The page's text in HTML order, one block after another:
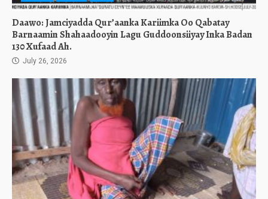
Daawo: Jamciyadda Qur’aanka Kariimka Oo Qabatay
Barnaamin Shahaadooyin Lagu Guddoonsiiyay Inka Badan
130 Xufaad Ah.
July 26, 2026